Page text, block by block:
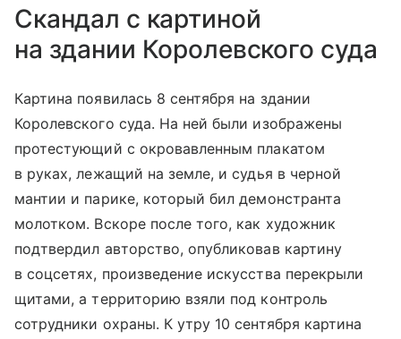
Скандал с картиной
на здании Королевского суда
Картина появилась 8 сентября на здании
Королевского суда. На ней были изображены
протестующий с окровавленным плакатом
в руках, лежащий на земле, и судья в черной
мантии и парике, который бил демонстранта
молотком. Вскоре после того, как художник
подтвердил авторство, опубликовав картину
в соцсетях, произведение искусства перекрыли
щитами, а территорию взяли под контроль
сотрудники охраны. К утру 10 сентября картина